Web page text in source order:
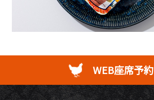
WEB座席予約